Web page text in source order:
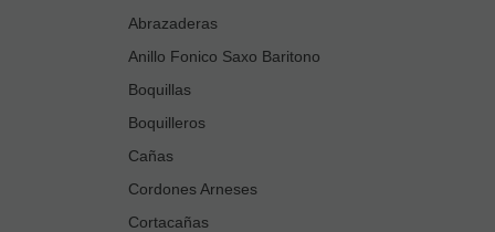
Abrazaderas
Anillo Fonico Saxo Baritono
Boquillas
Boquilleros
Cañas
Cordones Arneses
Cortacañas